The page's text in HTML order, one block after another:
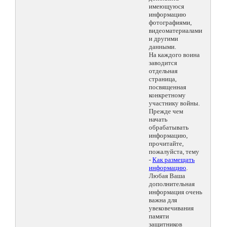
имеющуюся
информацию
фотографиями,
видеоматериалами
и другими
данными.
На каждого воина
заводится
отдельная
страница,
посвященная
конкретному
участнику войны.
Прежде чем
начать
обрабатывать
информацию,
прочитайте,
пожалуйста, тему
- Как размещать
информацию.
Любая Ваша
дополнительная
информация очень
важна для
увековечивания
памяти
защитников